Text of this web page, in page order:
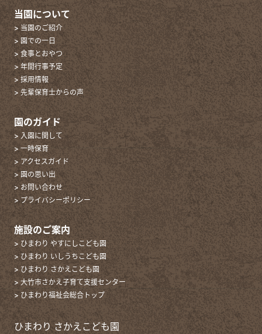
当園について
> 当園のご紹介
> 園での一日
> 食事とおやつ
> 年間行事予定
> 採用情報
> 先輩保育士からの声
園のガイド
> 入園に関して
> 一時保育
> アクセスガイド
> 園の思い出
> お問い合わせ
> プライバシーポリシー
施設のご案内
> ひまわり やすにしこども園
> ひまわり いしうちこども園
> ひまわり さかえこども園
> 大竹市さかえ子育て支援センター
> ひまわり福祉会総合トップ
ひまわり さかえこども園